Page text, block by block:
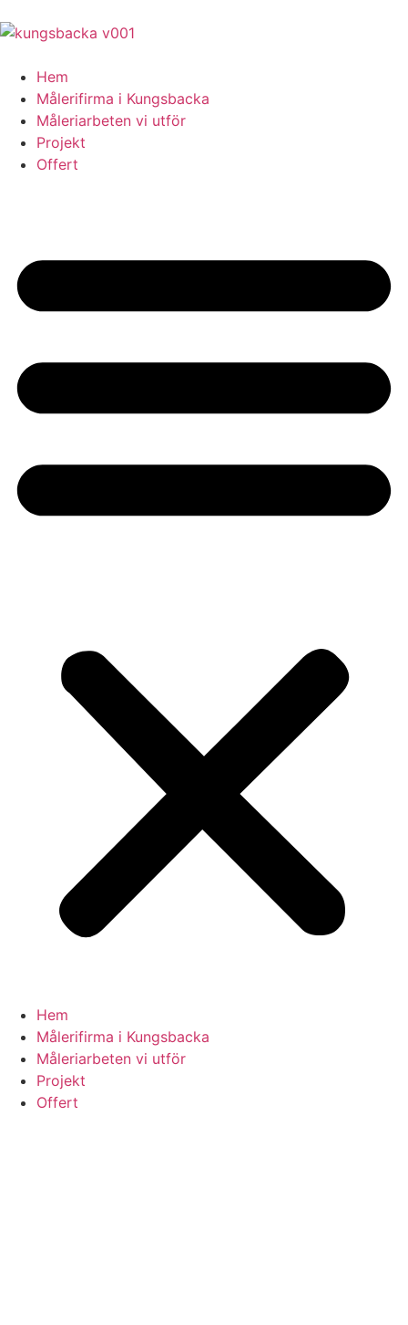
Hem
Målerifirma i Kungsbacka
Måleriarbeten vi utför
Projekt
Offert
Hem
Målerifirma i Kungsbacka
Måleriarbeten vi utför
Projekt
Offert